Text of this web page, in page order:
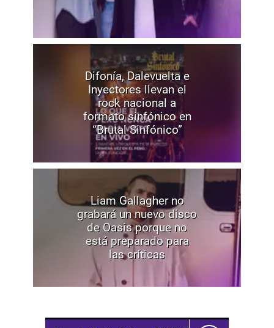
Difonía, Dalevuelta e
Inyectores llevan el
rock nacional a
formato sinfónico en
“Brutal Sinfónico”
Liam Gallagher no
grabará un nuevo disco
de Oasis porque no
está preparado para
las críticas